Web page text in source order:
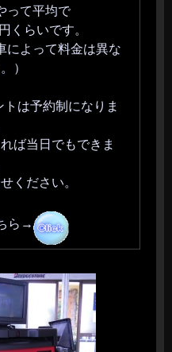
って平均で
くらいです。
によって料金は異な
）
トは予約制になりま
ば当日でもできま
ください。
ら→